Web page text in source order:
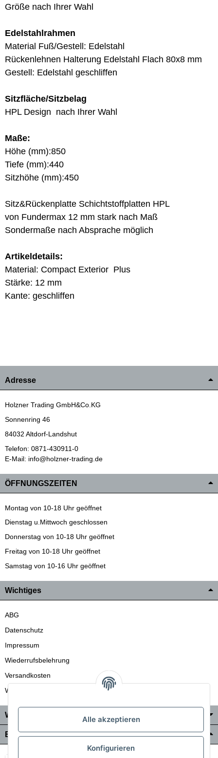
Größe nach Ihrer Wahl
Edelstahlrahmen
Material Fuß/Gestell: Edelstahl
Rückenlehnen Halterung Edelstahl Flach 80x8 mm
Gestell: Edelstahl geschliffen
Sitzfläche/Sitzbelag
HPL Design nach Ihrer Wahl
Maße:
Höhe (mm):850
Tiefe (mm):440
Sitzhöhe (mm):450
Sitz&Rückenplatte Schichtstoffplatten HPL
von Fundermax 12 mm stark nach Maß
Sondermaße nach Absprache möglich
Artikeldetails:
Material: Compact Exterior Plus
Stärke: 12 mm
Kante: geschliffen
Adresse
Holzner Trading GmbH&Co.KG
Sonnenring 46
84032 Altdorf-Landshut
Telefon: 0871-430911-0
E-Mail: info@holzner-trading.de
ÖFFNUNGSZEITEN
Montag von 10-18 Uhr geöffnet
Dienstag u.Mittwoch geschlossen
Donnerstag von 10-18 Uhr geöffnet
Freitag von 10-18 Uhr geöffnet
Samstag von 10-16 Uhr geöffnet
Wichtiges
ABG
Datenschutz
Impressum
Wiederrufsbelehrung
Versandkosten
Wir liefern auch in die Schweiz
Wo Sie uns finden
Bezahlung & Versand
Alle akzeptieren
Konfigurieren